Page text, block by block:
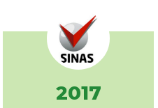
2017